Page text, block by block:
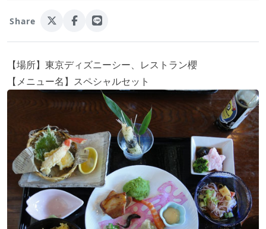
Share
【場所】東京ディズニーシー、レストラン櫻
【メニュー名】スペシャルセット